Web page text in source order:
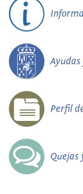
Ayudas
Perfil
Quejas